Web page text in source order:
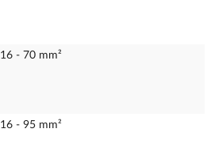
16 - 70 mm²
16 - 95 mm²